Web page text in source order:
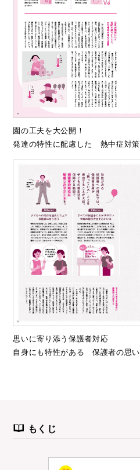
園の工夫を大公開！
発達の特性に配慮した 熱中症対策
思いに寄り添う保護者対応
自身にも特性がある 保護者の思い
もくじ